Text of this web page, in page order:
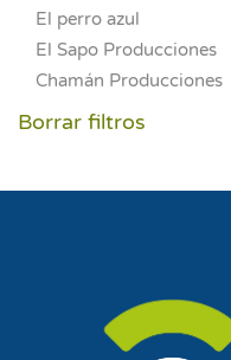
El perro azul
El Sapo Producciones
Chamán Producciones
Borrar filtros